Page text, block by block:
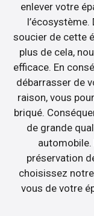
enlever votre
l’écosystème.
soucier de cette
plus de cela,
efficace. En
débarrasser de
raison, vous
briqué.
de grande
automobile.
préservation
choisissez
vous de votre